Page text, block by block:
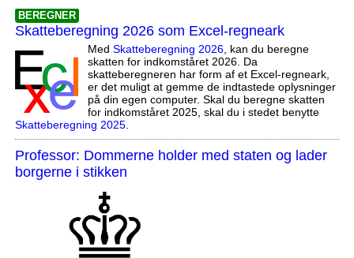
BEREGNER
Skatteberegning 2026 som Excel-regneark
Med Skatteberegning 2026, kan du beregne
skatten for indkomståret 2026. Da
skatteberegneren har form af et Excel-regneark,
er det muligt at gemme de indtastede oplysninger
på din egen computer. Skal du beregne skatten
for indkomståret 2025, skal du i stedet benytte
Skatteberegning 2025.
Professor: Dommerne holder med staten og lader
borgerne i stikken